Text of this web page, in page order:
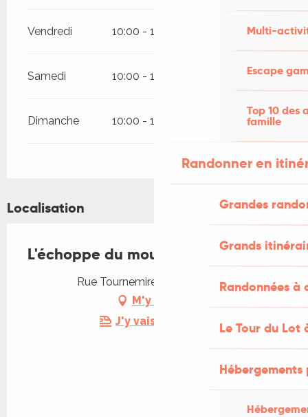
Multi-
Escape
Top 10 des
famille
Randonner en
Grandes
Grands
Randonnées
Le Tour du Lot
Vendredi 10:00 - 12:30 13:30 - 18:00
Samedi 10:00 - 12:30 13:30 - 18:00
Dimanche 10:00 - 12:30 13:30 - 18:00
Localisation
L'échoppe du moulin
Rue Tournemire, 46600 Martel
M'y rendre
J'y vais en train !